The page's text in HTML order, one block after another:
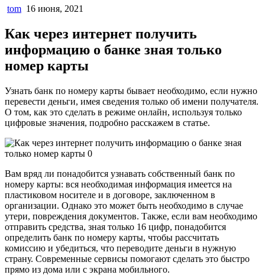
tom 16 июня, 2021
Как через интернет получить
информацию о банке зная только
номер карты
Узнать банк по номеру карты бывает необходимо, если нужно
перевести деньги, имея сведения только об имени получателя.
О том, как это сделать в режиме онлайн, используя только
цифровые значения, подробно расскажем в статье.
Вам вряд ли понадобится узнавать собственный банк по
номеру карты: вся необходимая информация имеется на
пластиковом носителе и в договоре, заключенном в
организации. Однако это может быть необходимо в случае
утери, повреждения документов. Также, если вам необходимо
отправить средства, зная только 16 цифр, понадобится
определить банк по номеру карты, чтобы рассчитать
комиссию и убедиться, что переводите деньги в нужную
страну. Современные сервисы помогают сделать это быстро
прямо из дома или с экрана мобильного.